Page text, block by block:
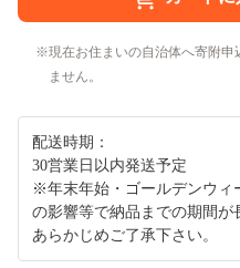
現在お住まいの自治体へ寄附
ません。
配送時期：
30営業日以内発送予定
※年末年始・ゴールデンウィ
の影響等で納品までの期間が
あらかじめご了承下さい。